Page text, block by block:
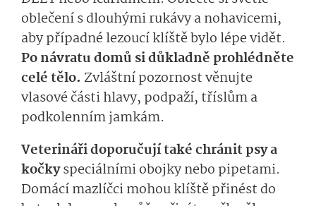
oblečení s dlouhými rukávy a nohavicemi,
aby případné lezoucí klíště bylo lépe vidět.
Po návratu domů si důkladně prohlédněte
celé tělo. Zvláštní pozornost věnujte
vlasové části hlavy, podpaží, tříslům a
podkolenním jamkám.
Veterináři doporučují také chránit psy a
kočkyspeciálními obojky nebo pipetami.
Domácí mazlíčci mohou klíště přinést do